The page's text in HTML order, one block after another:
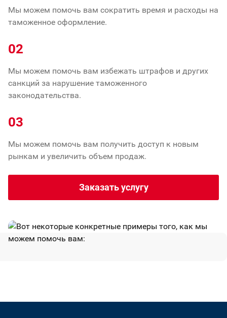
Мы можем помочь вам сократить время и расходы на
таможенное оформление.
02
Мы можем помочь вам избежать штрафов и других
санкций за нарушение таможенного
законодательства.
03
Мы можем помочь вам получить доступ к новым
рынкам и увеличить объем продаж.
Заказать услугу